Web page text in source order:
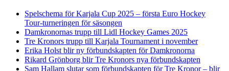
Spelschema för Karjala Cup 2025 – första Euro Hockey
Tour-turneringen för säsongen
Damkronornas trupp till Lidl Hockey Games 2025
Tre Kronors trupp till Karjala Tournament i november
Erika Holst blir ny förbundskapten för Damkronorna
Rikard Grönborg blir Tre Kronors nya förbundskapten
Sam Hallam slutar som förbundskapten för Tre Kronor – blir